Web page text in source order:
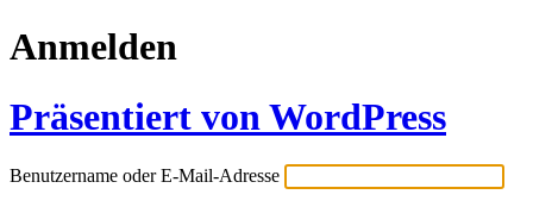
Anmelden
Präsentiert von WordPress
Benutzername oder E-Mail-Adresse